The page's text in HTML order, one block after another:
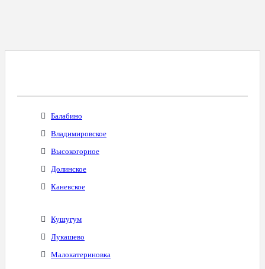
Балабино
Владимировское
Высокогорное
Долинское
Каневское
Кушугум
Лукашево
Малокатериновка